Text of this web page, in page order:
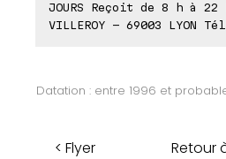
JOURS Reçoit de 8 h à 22
VILLEROY - 69003 LYON
Datation : entre 1996 et
< Flyer
Retour